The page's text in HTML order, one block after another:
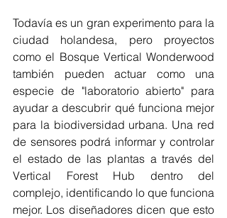
Todavía es un gran experimento para la
ciudad holandesa, pero proyectos
como el Bosque Vertical Wonderwood
también pueden actuar como una
especie de "laboratorio abierto" para
ayudar a descubrir qué funciona mejor
para la biodiversidad urbana. Una red
de sensores podrá informar y controlar
el estado de las plantas a través del
Vertical Forest Hub dentro del
complejo, identificando lo que funciona
mejor. Los diseñadores dicen que esto